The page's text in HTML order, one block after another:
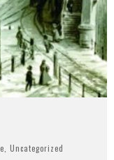
Uncategorized